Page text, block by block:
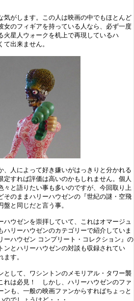
気がします。この人は映画の中でもほとんど
女のフィギアを持っている人なら、必ず一度
火星人ウォークを机上で再現しているハ
出来ません。
、人によって好き嫌いがはっきりと分かれる
定すれば評価は高いのかもしれません。個人
々と語りたい事も多いのですが、今回取り上
そのままハリーハウゼンの『世紀の謎・空飛
と同じだと言う事。
ハウゼンを崇拝していて、これはオマージュ
ハリーハウゼンのカテゴリーで紹介していま
ーハウゼン コンプリート・コレクション』の
ンとハリーハウゼンの対談も収録されてい
す。
として、ワシントンのメモリアル・タワー襲
れは必見！ しかし、ハリーハウゼンのファ
ンも、一般の映画ファンからすればちょっと